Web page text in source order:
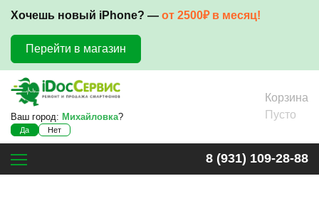
Хочешь новый iPhone? — от 2500₽ в месяц!
Перейти в магазин
Ваш город: Михайловка?
Да Нет
Корзина
Пусто
8 (931) 109-28-88